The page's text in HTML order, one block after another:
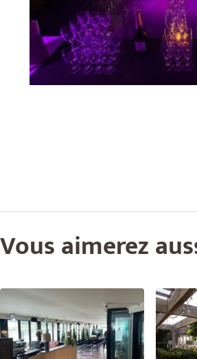
Vous aimerez